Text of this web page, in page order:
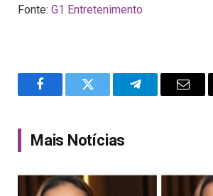
Fonte: G1 Entretenimento
FacebookTwitter TelegramEmail
Mais Notícias